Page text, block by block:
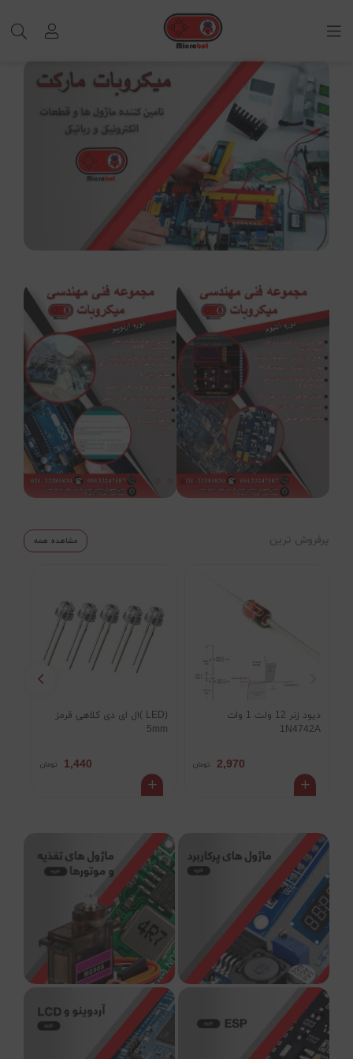
پرفروش ترین مشاهده همه
دیود زنر 12 ولت 1 وات
1N4742A
2,970 تومان
(LED )ال ای دی کلاهی قرمز
5mm
1,440 تومان